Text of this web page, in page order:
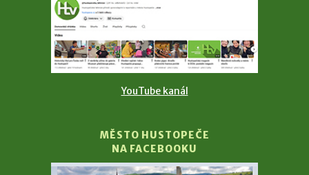
YouTube kanál
MĚSTO HUSTOPEČE
NA FACEBOOKU